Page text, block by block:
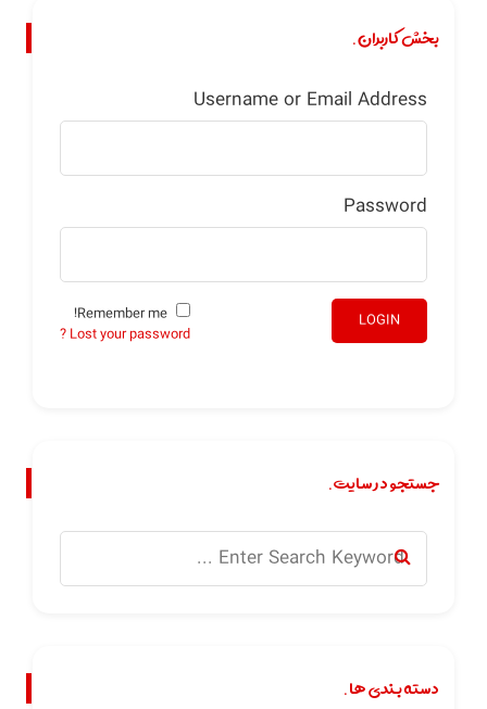
بخش کاربران.
Username or Email Address
Password
LOGIN
Lost your password ?
جستجو در سایت.
دسته بندی ها.